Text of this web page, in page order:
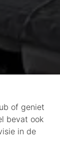
of geniet
bevat ook
in de